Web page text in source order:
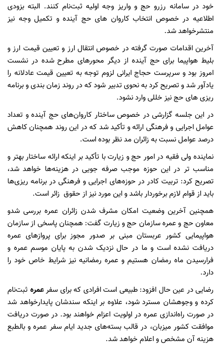
خود در سامانه رزرو حج و واریز وجه اولیه ثبت‌نام کنند. البته بزودی
اطلاعیه در خصوص انتخاب کاروان های حج آینده و تکمیل وجه نیز
منتشرخواهد شد.
آخرین اقدامات صورت گرفته در خصوص انتقال ارز و تعیین قیمت ارز و
بلیط هواپیما برای حج آینده از دیگر محورهای مطرح شده در نشست
امروز بود و سرپرست حجاج ایرانی لزوم توجه به تعیین قیمت عادلانه را
یادآور شد و تصریح کرد به نحوی تدبیر شود که در روند زمان بندی و برنامه
ریزی های حج نیز خللی وارد نشود.
در این جلسه گزارشی در خصوص ساختار کاروان‌های حج آینده و تعداد
عوامل اجرایی و فرهنگی ارائه و تأکید شد که در این روند همچنان کاهش
درصد عوامل نسبت به زائران مد نظر بوده است.
نماینده ولی فقیه در امور حج و زیارت با تأکید بر اینکه ارائه ساختار بهتر و
مناسب تر در این حوزه موجب صرفه جویی در هزینه‌ها خواهد شد،
تصریح کرد: تربیت کادر در حوزه‌های اجرایی و فرهنگی در برنامه ریزی‌ها
باید از قوام لازم برخوردار باشد و این مورد نیز از حقوق زائر است.
همچنین آخرین وضعیت امکان مشرف شدن زائران عمره بررسی شدو
معاون حج و عمره سازمان حج و زیارت گفت: همچنان پاسخی از سازمان
هواپیمایی کشور عربستان مبنی بر صدور مجوز برای پروازهای عمره
دریافت نشده است و ما در حال نزدیک شدن به پایان موسم عمره و
فرارسیدن ماه رمضان هستیم و عمره رمضانیه نیز شرایط خاص خود را
دارد.
رضایی در عین حال افزود: طبیعی است افرادی که برای سفرعمره ثبت‌نام
کرده و وجوهشان مسترد شود، علاوه بر اینکه سندشان پایدارخواهد شد
در صورت راه‌اندازی عمره در اولویت اعزام خواهند بود. در صورت دریافت
موافقت کشور میزبان، در قالب بسته‌های جدید ایام سفر عمره و بالطبع
هزینه آن مشخص و اعلام خواهد شد.